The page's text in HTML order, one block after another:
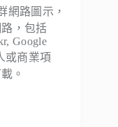
網路圖示，
，包括
Google
或商業項
。